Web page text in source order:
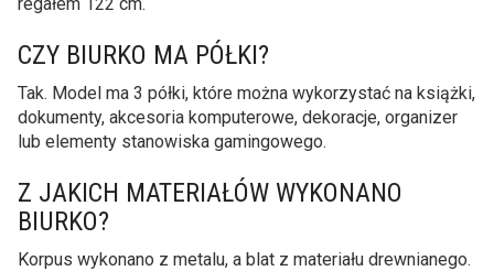
CZY BIURKO MA PÓŁKI?
Tak. Model ma 3 półki, które można wykorzystać na książki,
dokumenty, akcesoria komputerowe, dekoracje, organizer
lub elementy stanowiska gamingowego.
Z JAKICH MATERIAŁÓW WYKONANO
BIURKO?
Korpus wykonano z metalu, a blat z materiału drewnianego.